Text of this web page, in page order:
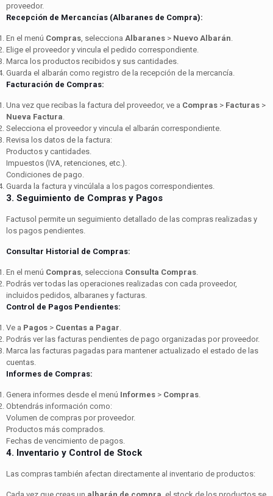
proveedor.
Recepción de Mercancías (Albaranes de Compra):
En el menú Compras , selecciona Albaranes > Nuevo Albarán
Elige el proveedor y vincula el pedido correspondiente.
Marca los productos recibidos y sus cantidades.
Guarda el albarán como registro de la recepción de la mercancía.
Facturación de Compras:
Una vez que recibas la factura del proveedor, ve a Compras > Facturas >
Nueva Factura
Selecciona el proveedor y vincula el albarán correspondiente.
Revisa los datos de la factura:
Productos y cantidades.
Impuestos (IVA, retenciones, etc.).
Condiciones de pago.
Guarda la factura y vincúlala a los pagos correspondientes.
3. Seguimiento de Compras y Pagos
Factusol permite un seguimiento detallado de las compras realizadas y
los pagos pendientes.
Consultar Historial de Compras:
En el menú Compras , selecciona Consulta Compras
Podrás ver todas las operaciones realizadas con cada proveedor,
incluidos pedidos, albaranes y facturas.
Control de Pagos Pendientes:
Ve a Pagos > Cuentas a Pagar
Podrás ver las facturas pendientes de pago organizadas por proveedor.
Marca las facturas pagadas para mantener actualizado el estado de las
cuentas.
Informes de Compras:
Genera informes desde el menú Informes > Compras
Obtendrás información como:
Volumen de compras por proveedor.
Productos más comprados.
Fechas de vencimiento de pagos.
4. Inventario y Control de Stock
Las compras también afectan directamente al inventario de productos: